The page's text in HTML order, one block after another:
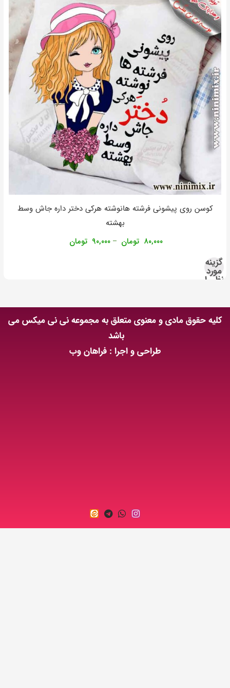
کوسن روی پیشونی فرشته هانوشته هرکی دختر داره جاش وسط
بهشته
۸۰,۰۰۰ تومان – ۹۰,۰۰۰ تومان
گزینه
مورد
نظر را
کلیه حقوق مادی و معنوی متعلق به مجموعه نی نی میکس می
باشد
طراحی و اجرا : فراهان وب